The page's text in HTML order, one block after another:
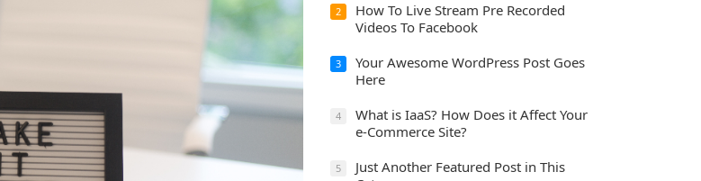
2
How To Live Stream Pre Recorded
Videos To Facebook
3
Your Awesome WordPress Post Goes
Here
4
What is IaaS? How Does it Affect Your
e-Commerce Site?
5
Just Another Featured Post in This